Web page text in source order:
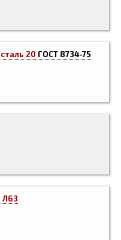
сталь 20 ГОСТ 8734-75
Л63